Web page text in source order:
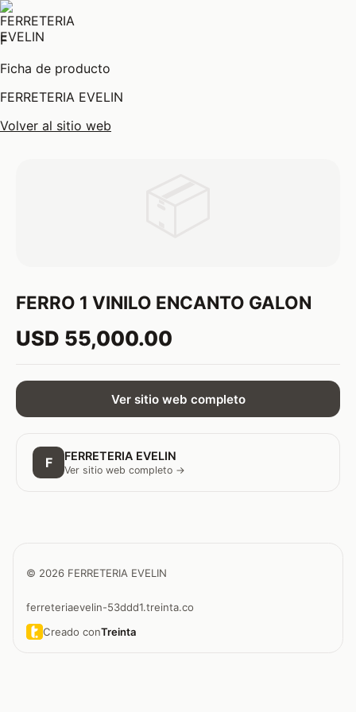
F
Ficha de producto
FERRETERIA EVELIN
Volver al sitio web
FERRO 1 VINILO ENCANTO GALON
USD 55,000.00
Ver sitio web completo
F FERRETERIA EVELIN
Ver sitio web completo →
© 2026 FERRETERIA EVELIN
ferreteriaevelin-53ddd1.treinta.co
Creado conTreinta